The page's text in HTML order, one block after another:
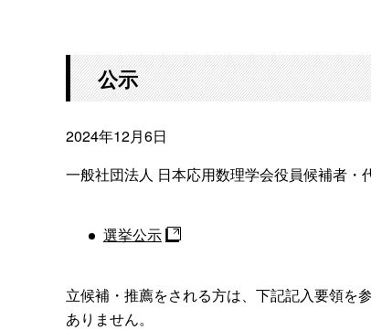
公示
2024年12月6日
一般社団法人 日本応用数理学会役員候補者・
選挙公示
立候補・推薦をされる方は、下記記入要領を
ありません。